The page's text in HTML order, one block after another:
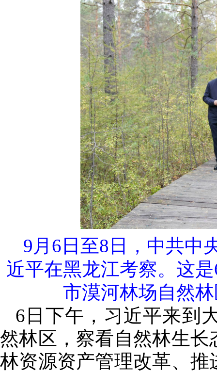
9月6日至8日，中共中
近平在黑龙江考察。这
市漠河林场自然
6日下午，习近平来到
然林区，察看自然林生
林资源资产管理改革、